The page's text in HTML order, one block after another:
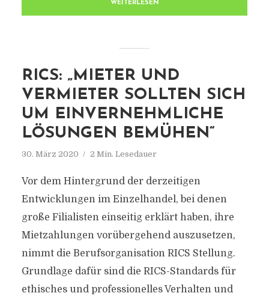
WEITERLESEN
RICS: „MIETER UND
VERMIETER SOLLTEN SICH
UM EINVERNEHMLICHE
LÖSUNGEN BEMÜHEN“
30. März 2020 2 Min. Lesedauer
Vor dem Hintergrund der derzeitigen
Entwicklungen im Einzelhandel, bei denen
große Filialisten einseitig erklärt haben, ihre
Mietzahlungen vorübergehend auszusetzen,
nimmt die Berufsorganisation RICS Stellung.
Grundlage dafür sind die RICS-Standards für
ethisches und professionelles Verhalten und